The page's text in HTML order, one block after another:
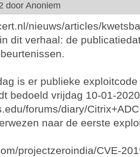
door Anoniem
nieuws/articles/
dit verhaal: de
is er publieke
bedoeld vrijdag 10-01-
forums/diary/
naar de eerste
projectzeroindia/CVE-